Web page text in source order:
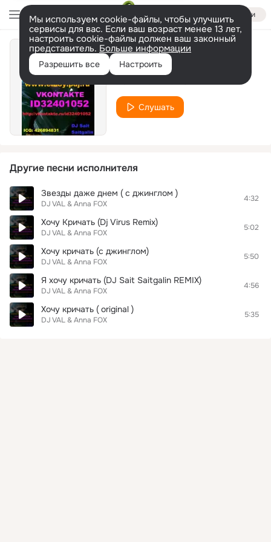
Войти
Мы используем cookie-файлы, чтобы улучшить
сервисы для вас. Если ваш возраст менее 13 лет,
настроить cookie-файлы должен ваш законный
представитель. Больше информации
Разрешить все Настроить
Где Ты ?!
Слушать
Другие песни исполнителя
Звезды даже днем ( с джинглом )
DJ VAL & Anna FOX
4:32
Хочу Кричать (Dj Virus Remix)
DJ VAL & Anna FOX
5:02
Хочу кричать (с джинглом)
DJ VAL & Anna FOX
5:50
Я хочу кричать (DJ Sait Saitgalin REMIX)
DJ VAL & Anna FOX
4:56
Хочу кричать ( original )
DJ VAL & Anna FOX
5:35